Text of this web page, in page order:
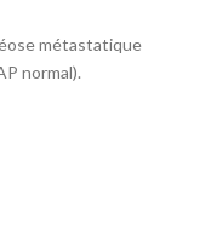
métastatique
normal).